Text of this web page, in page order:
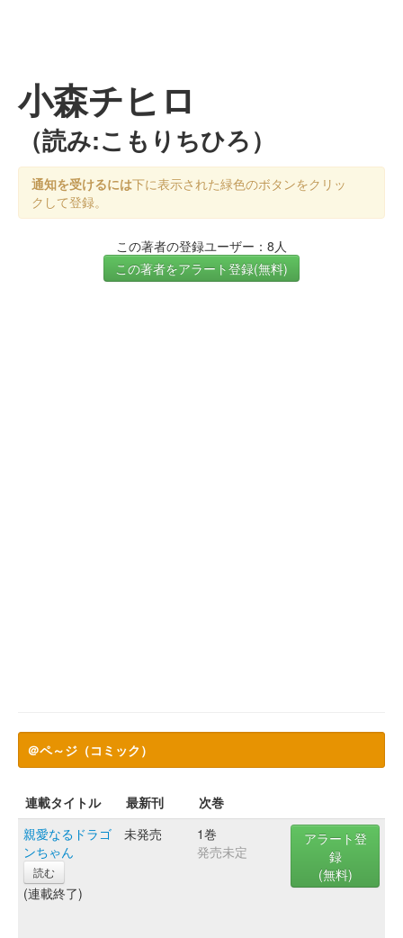
小森チヒロ
（読み:こもりちひろ）
通知を受けるには下に表示された緑色のボタンをクリッ
クして登録。
この著者の登録ユーザー：8人
この著者をアラート登録(無料)
＠ペ～ジ（コミック）
連載タイトル 最新刊
次巻
親愛なるドラゴ
ンちゃん
読む
(連載終了)
未発売
1巻
発売未定
アラート登
録
(無料)